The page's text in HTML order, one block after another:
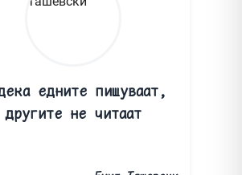
едните пишуваат,
другите не читаат